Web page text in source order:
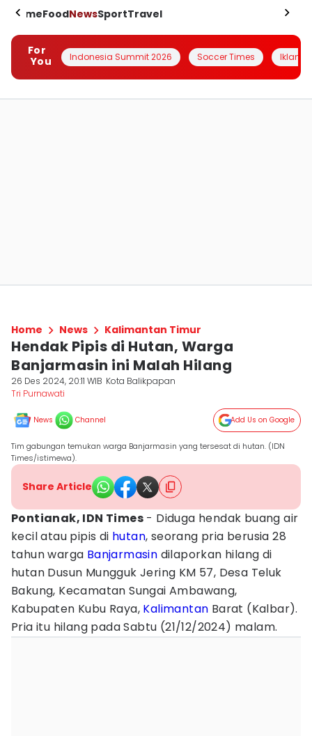
HomeFoodNewsSportTravel
For
You
Indonesia Summit 2026 Soccer Times Iklanin
Home News Kalimantan Timur
Hendak Pipis di Hutan, Warga
Banjarmasin ini Malah Hilang
26 Des 2024, 20:11 WIB Kota Balikpapan
Tri Purnawati
News Channel Add Us on Google
Tim gabungan temukan warga Banjarmasin yang tersesat di hutan. (IDN
Times/istimewa).
Share Article
Pontianak, IDN Times - Diduga hendak buang air
kecil atau pipis di hutan, seorang pria berusia 28
tahun warga Banjarmasin dilaporkan hilang di
hutan Dusun Mungguk Jering KM 57, Desa Teluk
Bakung, Kecamatan Sungai Ambawang,
Kabupaten Kubu Raya, Kalimantan Barat (Kalbar).
Pria itu hilang pada Sabtu (21/12/2024) malam.